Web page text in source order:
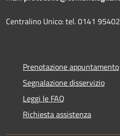
Centralino Unico: tel. 0141
Prenotazione appuntamento
Segnalazione disservizio
Leggi le FAQ
Richiesta assistenza